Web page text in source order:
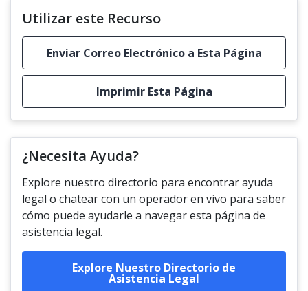
Utilizar este Recurso
Enviar Correo Electrónico a Esta Página
Imprimir Esta Página
¿Necesita Ayuda?
Explore nuestro directorio para encontrar ayuda
legal o chatear con un operador en vivo para saber
cómo puede ayudarle a navegar esta página de
asistencia legal.
Explore Nuestro Directorio de
Asistencia Legal